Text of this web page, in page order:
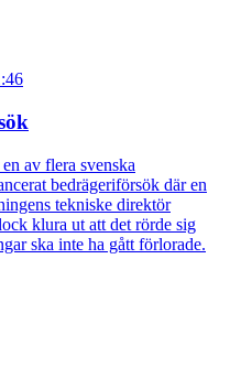
av flera svenska
bedrägeriförsök där en
tekniske direktör
klura ut att det rörde sig
ska inte ha gått förlorade.